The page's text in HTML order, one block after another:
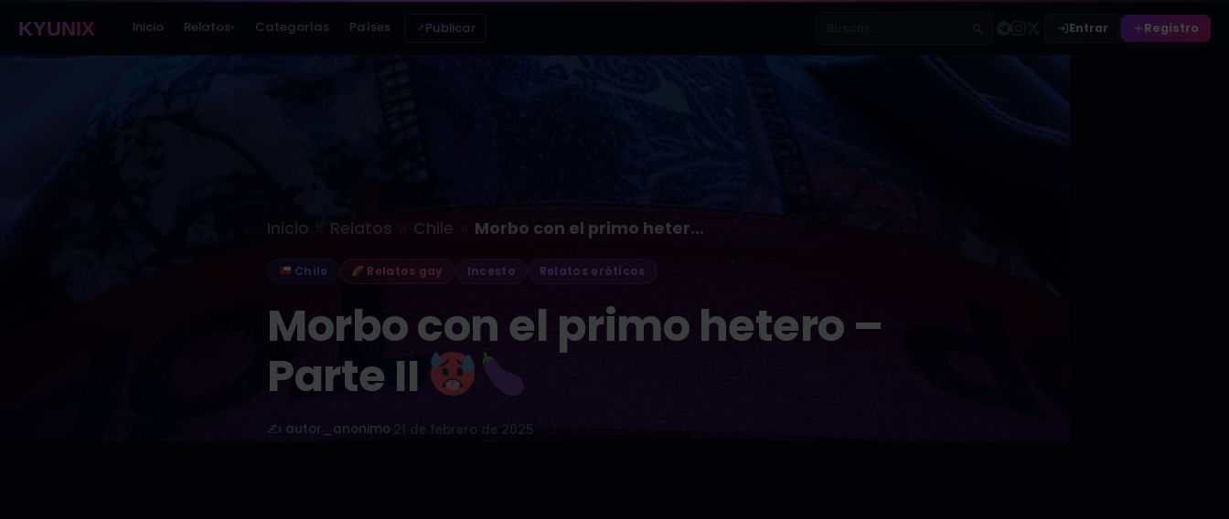
KYUNIX Inicio Relatos▾ Categorías Países Publicar Entrar Registro
Inicio Relatos Chile Morbo con el primo hetero –…
Chile Relatos gay Incesto Relatos eróticos
Morbo con el primo hetero –
Parte II
✍️ autor_anonimo 21 de febrero de 2025